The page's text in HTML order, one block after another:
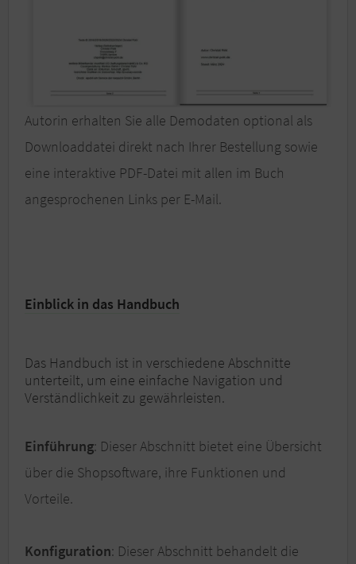
Autorin erhalten Sie alle Demodaten optional als
Downloaddatei direkt nach Ihrer Bestellung sowie
eine interaktive PDF-Datei mit allen im Buch
angesprochenen Links per E-Mail.
Einblick in das Handbuch
Das Handbuch ist in verschiedene Abschnitte
unterteilt, um eine einfache Navigation und
Verständlichkeit zu gewährleisten.
Einführung: Dieser Abschnitt bietet eine Übersicht
über die Shopsoftware, ihre Funktionen und
Vorteile.
Konfiguration: Dieser Abschnitt behandelt die